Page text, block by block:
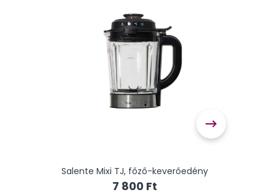
Salente Mixi TJ, főző-keverőedény
7 800 Ft